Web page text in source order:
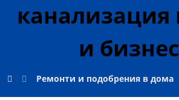
канализация
и
Ремонти и подобрения в дома